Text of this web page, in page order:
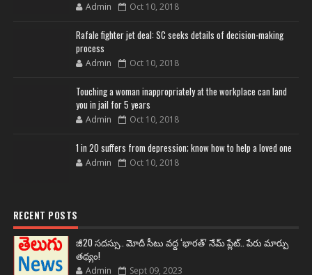
Admin Oct 10, 2018
Rafale fighter jet deal: SC seeks details of decision-making
process
Admin Oct 10, 2018
Touching a woman inappropriately at the workplace can land
you in jail for 5 years
Admin Oct 10, 2018
1 in 20 suffers from depression; know how to help a loved one
Admin Oct 10, 2018
RECENT POSTS
జీ20 సదస్సు.. మోదీ సీటు వద్ద ‘భారత్’ నేమ్ ప్లేట్‌.. పేరు మార్పు
తథ్యం!
Admin Sept 09, 2023